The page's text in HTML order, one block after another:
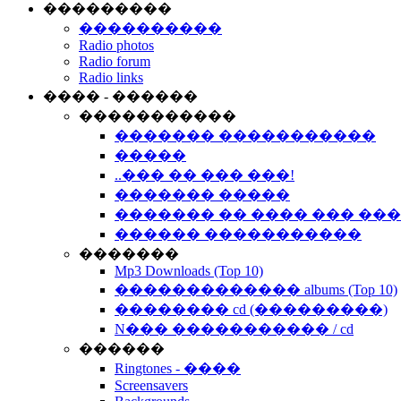
���������
����������
Radio photos
Radio forum
Radio links
���� - ������
�����������
������� �����������
�����
..��� �� ��� ���!
������� �����
������� �� ���� ���
������ �����������
�������
Mp3 Downloads (Top 10)
������������� albums (Top 10)
�������� cd (���������)
N��� ����������� / cd
������
Ringtones - ����
Screensavers